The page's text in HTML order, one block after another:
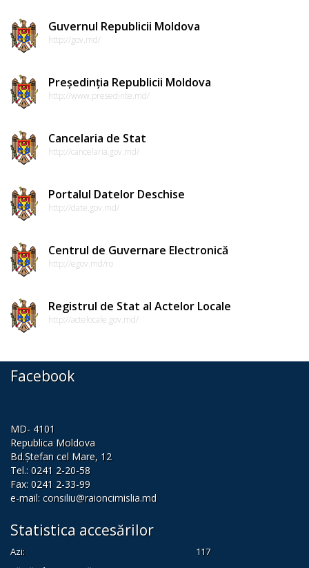
raionali
consultative
specialitate
ale
consiliului
raional
Codul
de
etică
funcționarilor
publici
instituțională
pentru
informare
Transparență
decizională
Guvernul Republicii Moldova
http://gov.md/
Președinția Republicii Moldova
http://www.presedinte.md/
Cancelaria de Stat
http://cancelaria.gov.md/
Portalul Datelor Deschise
http://date.gov.md/
Centrul de Guvernare Electronică
http://egov.md/ro
Registrul de Stat al Actelor Locale
http://actelocale.gov.md/
Facebook
MD- 4101
Republica Moldova
Bd.Ștefan cel Mare, 12
Tel.: 0241 2-20-58
Fax: 0241 2-33-99
e-mail: consiliu@raioncimislia.md
Statistica accesărilor
Azi:
117